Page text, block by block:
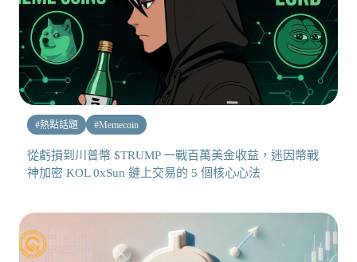
#熱點話題 #Memecoin
從虧損到川普幣 $TRUMP 一戰百萬美金收益，迷因幣戰
神加密 KOL 0xSun 鏈上交易的 5 個核心心法